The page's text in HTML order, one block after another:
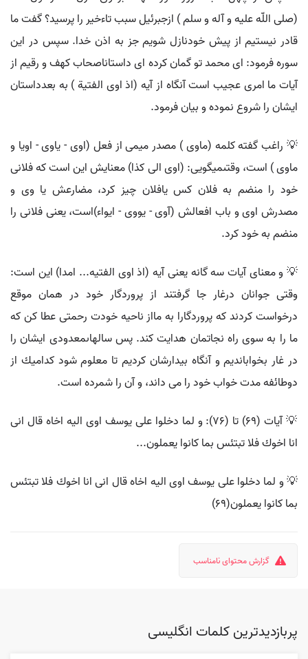
(صلى اللّه عليه و آله و سلم ) ازجبرئيل سبب تاءخير را پرسيد؟ گفت ما
قادر نيستيم از پيش خودنازل شويم جز به اذن خدا. سپس در اين
سوره فرمود: اى محمد تو گمان كرده اى داستاناصحاب كهف و رقيم از
آيات ما امرى عجيب است آنگاه از آيه (اذ اوى الفتية ) به بعدداستان
ايشان را شروع نموده و بيان فرمود.
💡 راغب گفته كلمه (ماوى ) مصدر ميمى از فعل (اوى - ياوى - اويا و
ماوى ) است، وقتىميگويى: (اوى الى كذا) معنايش اين است كه فلانى
خود را منضم به فلان كس يافلان چيز كرد، مضارعش يا وى و
مصدرش اوى و باب افعالش (آوى - يووى - ايواء)است، يعنى فلانى را
منضم به خود كرد.
💡 و معناى آيات سه گانه يعنى آيه (اذ اوى الفتيه... امدا) اين است:
وقتى جوانان درغار جا گرفتند از پروردگار خود در همان موقع
درخواست كردند كه پروردگارا به مااز ناحيه خودت رحمتى عطا كن كه
ما را به سوى راه نجاتمان هدايت كند. پس سالهاىمعدودى ايشان را
در غار بخوابانديم و آنگاه بيدارشان كرديم تا معلوم شود كداميك از
دوطائفه مدت خواب خود را مى داند، و آن را شمرده است.
💡 آيات (69) تا (76): و لما دخلوا على يوسف اوى اليه اخاه قال انى
انا اخوك فلا تبتئس بما كانوا يعملون...
💡 و لما دخلوا على يوسف اوى اليه اخاه قال انى انا اخوك فلا تبتئس
بما كانوا يعملون(69)
گزارش محتوای نامناسب
پربازدیدترین کلمات انگلیسی